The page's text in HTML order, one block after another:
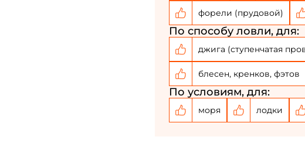
форели (прудовой)
По способу ловли, для:
джига (ступенчатая
блесен, кренков, фэтов
По условиям, для:
моря лодки